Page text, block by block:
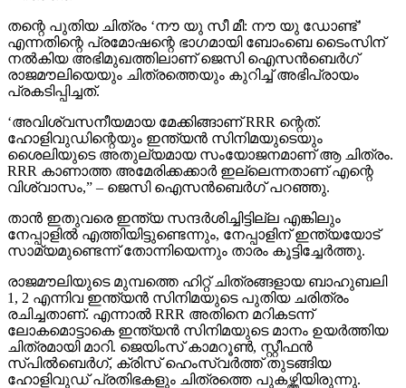
തന്റെ പുതിയ ചിത്രം ‘നൗ യു സീ മീ: നൗ യു ഡോണ്ട്’
എന്നതിന്റെ പ്രമോഷന്റെ ഭാഗമായി ബോംബെ ടൈംസിന്
നല്‍കിയ അഭിമുഖത്തിലാണ് ജെസി ഐസന്‍ബെര്‍ഗ്
രാജമൗലിയെയും ചിത്രത്തെയും കുറിച്ച് അഭിപ്രായം
പ്രകടിപ്പിച്ചത്.
‘അവിശ്വസനീയമായ മേക്കിങ്ങാണ് RRR ന്റെത്.
ഹോളിവുഡിന്റെയും ഇന്ത്യന്‍ സിനിമയുടെയും
ശൈലിയുടെ അതുല്യമായ സംയോജനമാണ് ആ ചിത്രം.
RRR കാണാത്ത അമേരിക്കക്കാര്‍ ഇല്ലെന്നതാണ് എന്റെ
വിശ്വാസം,” – ജെസി ഐസന്‍ബെര്‍ഗ് പറഞ്ഞു.
താന്‍ ഇതുവരെ ഇന്ത്യ സന്ദര്‍ശിച്ചിട്ടില്ല എങ്കിലും
നേപ്പാളില്‍ എത്തിയിട്ടുണ്ടെന്നും, നേപ്പാളിന് ഇന്ത്യയോട്
സാമ്യമുണ്ടെന്ന് തോന്നിയെന്നും താരം കൂട്ടിച്ചേര്‍ത്തു.
രാജമൗലിയുടെ മുമ്പത്തെ ഹിറ്റ് ചിത്രങ്ങളായ ബാഹുബലി
1, 2 എന്നിവ ഇന്ത്യന്‍ സിനിമയുടെ പുതിയ ചരിത്രം
രചിച്ചതാണ്. എന്നാല്‍ RRR അതിനെ മറികടന്ന്
ലോകമൊട്ടാകെ ഇന്ത്യന്‍ സിനിമയുടെ മാനം ഉയര്‍ത്തിയ
ചിത്രമായി മാറി. ജെയിംസ് കാമറൂണ്‍, സ്റ്റീഫന്‍
സ്പില്‍ബെര്‍ഗ്, ക്രിസ് ഹെംസ്വര്‍ത്ത് തുടങ്ങിയ
ഹോളിവുഡ് പ്രതിഭകളും ചിത്രത്തെ പുകഴ്ത്തിയിരുന്നു.